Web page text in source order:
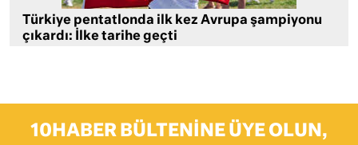
Türkiye pentatlonda ilk kez Avrupa şampiyonu
çıkardı: İlke tarihe geçti
10HABER BÜLTENINE ÜYE OLUN,